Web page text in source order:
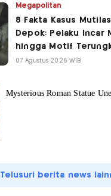
Megapolitan
8 Fakta Kasus
Depok: Pelaku Incar
hingga Motif
07 Agustus 2026 WIB
Telusuri berita news